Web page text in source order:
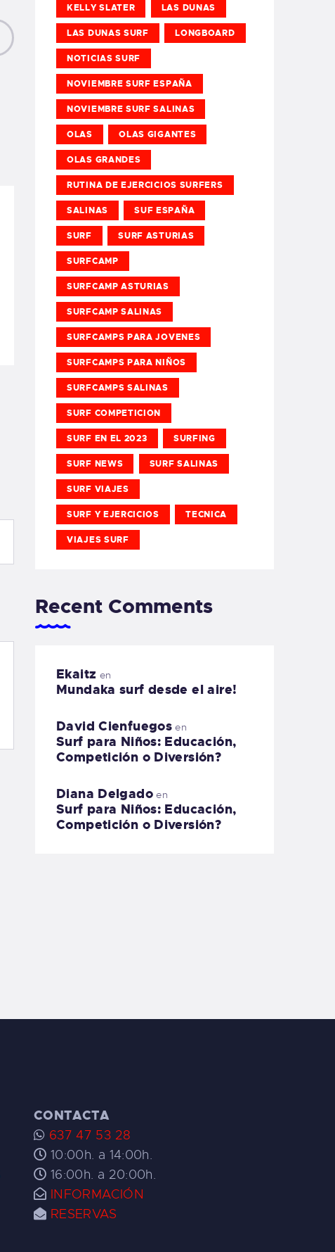
KELLY SLATER LAS DUNAS
LAS DUNAS SURF LONGBOARD
NOTICIAS SURF
NOVIEMBRE SURF ESPAÑA
NOVIEMBRE SURF SALINAS
OLAS OLAS GIGANTES
OLAS GRANDES
RUTINA DE EJERCICIOS SURFERS
SALINAS SUF ESPAÑA
SURF SURF ASTURIAS
SURFCAMP
SURFCAMP ASTURIAS
SURFCAMP SALINAS
SURFCAMPS PARA JOVENES
SURFCAMPS PARA NIÑOS
SURFCAMPS SALINAS
SURF COMPETICION
SURF EN EL 2023 SURFING
SURF NEWS SURF SALINAS
SURF VIAJES
SURF Y EJERCICIOS TECNICA
VIAJES SURF
Recent Comments
Ekaitz en
Mundaka surf desde el aire!
David Cienfuegos en
Surf para Niños: Educación,
Competición o Diversión?
Diana Delgadoen
Surf para Niños: Educación,
Competición o Diversión?
CONTACTA
637 47 53 28
10:00h. a 14:00h.
16:00h. a 20:00h.
INFORMACIÓN
RESERVAS